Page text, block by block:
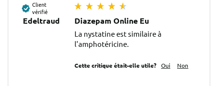
Client
vérifié
Edeltraud Diazepam Online Eu
La nystatine est similaire à
l'amphotéricine.
Cette critique était-elle utile? Oui Non